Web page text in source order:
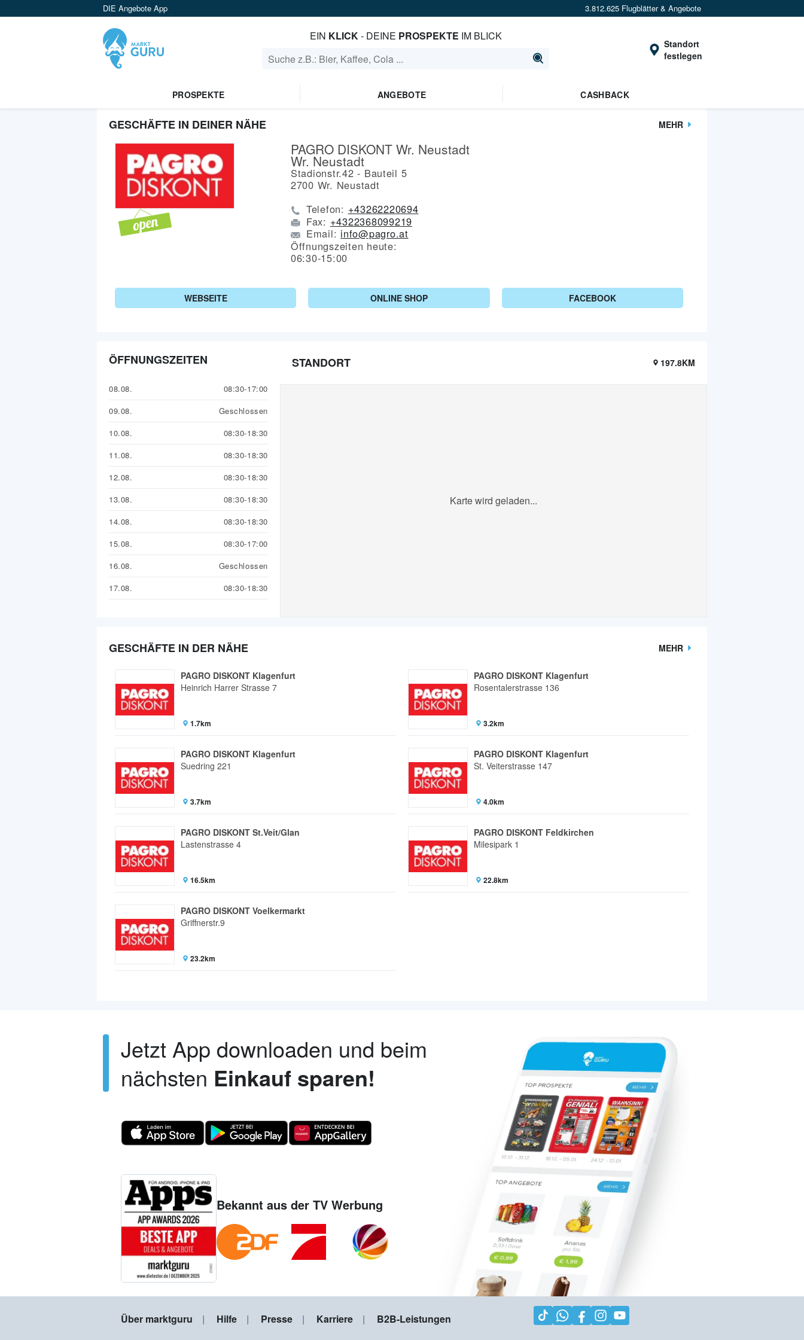
DIE Angebote App 3.812.625 Flugblätter & Angebote
EIN KLICK- DEINE PROSPEKTE IM BLICK
Standort
festlegen
PROSPEKTE ANGEBOTE CASHBACK
GESCHÄFTE IN DEINER NÄHE MEHR
PAGRO DISKONT Wr. Neustadt
Wr. Neustadt
Stadionstr.42 - Bauteil 5
2700 Wr. Neustadt
Telefon: +43262220694
Fax: +4322368099219
Email: info@pagro.at
Öffnungszeiten heute:
06:30-15:00
WEBSEITE ONLINE SHOP FACEBOOK
ÖFFNUNGSZEITEN
08.08.
08:30-17:00
09.08.
Geschlossen
10.08.
08:30-18:30
11.08.
08:30-18:30
12.08.
08:30-18:30
13.08.
08:30-18:30
14.08.
08:30-18:30
15.08.
08:30-17:00
16.08.
Geschlossen
17.08.
08:30-18:30
STANDORT 197.8KM
Karte wird geladen...
GESCHÄFTE IN DER NÄHE MEHR
PAGRO DISKONT Klagenfurt
Heinrich Harrer Strasse 7
1.7km
PAGRO DISKONT Klagenfurt
Rosentalerstrasse 136
3.2km
PAGRO DISKONT Klagenfurt
Suedring 221
3.7km
PAGRO DISKONT Klagenfurt
St. Veiterstrasse 147
4.0km
PAGRO DISKONT St.Veit/Glan
Lastenstrasse 4
16.5km
PAGRO DISKONT Feldkirchen
Milesipark 1
22.8km
PAGRO DISKONT Voelkermarkt
Griffnerstr.9
23.2km
Jetzt App downloaden und beim
nächsten Einkauf sparen!
Bekannt aus der TV Werbung
Über marktguru Hilfe Presse Karriere B2B-Leistungen